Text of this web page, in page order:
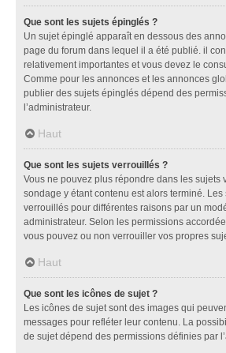
Que sont les sujets épinglés ?
Un sujet épinglé apparaît en dessous des
page du forum dans lequel il a été publié. il
relativement importantes et vous devez le
Comme pour les annonces et les annonces
publier des sujets épinglés dépend des
l’administrateur.
Haut
Que sont les sujets verrouillés ?
Vous ne pouvez plus répondre dans les sujets
sondage y étant contenu est alors terminé. Les
verrouillés pour différentes raisons par un
administrateur. Selon les permissions
vous pouvez ou non verrouiller vos propres
Haut
Que sont les icônes de sujet ?
Les icônes de sujet sont des images qui
messages pour refléter leur contenu. La
de sujet dépend des permissions définies par